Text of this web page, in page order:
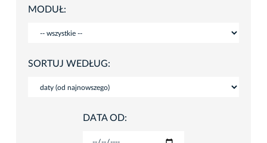
MODUŁ:
SORTUJ WEDŁUG:
DATA OD: